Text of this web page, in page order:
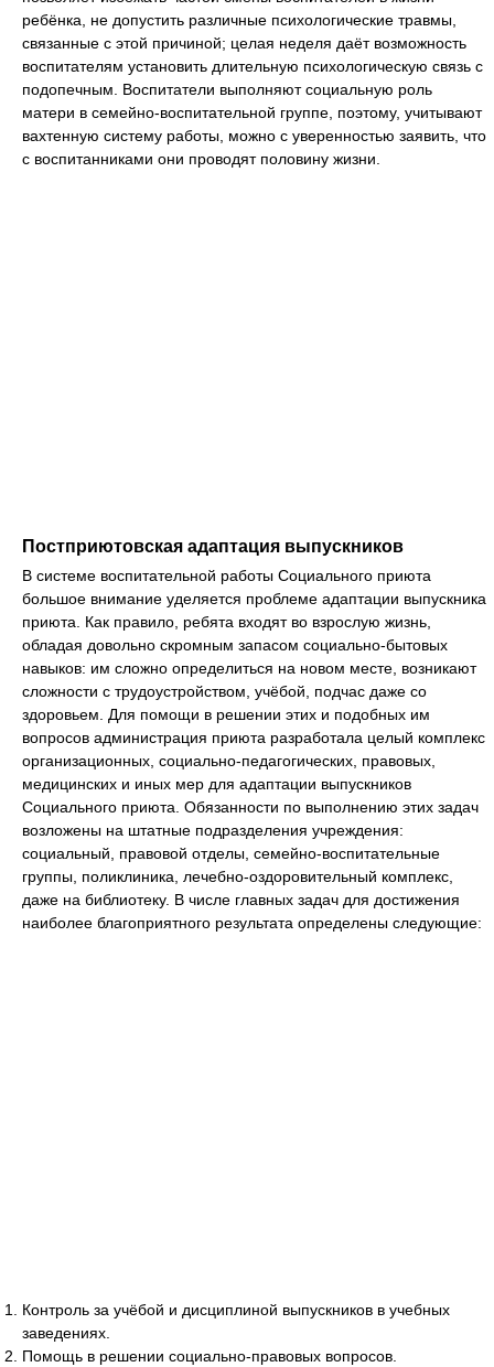
ребёнка, не допустить различные психологические травмы,
связанные с этой причиной; целая неделя даёт возможность
воспитателям установить длительную психологическую связь с
подопечным. Воспитатели выполняют социальную роль
матери в семейно-воспитательной группе, поэтому, учитывают
вахтенную систему работы, можно с уверенностью заявить, что
с воспитанниками они проводят половину жизни.
Постприютовская адаптация выпускников
В системе воспитательной работы Социального приюта
большое внимание уделяется проблеме адаптации выпускника
приюта. Как правило, ребята входят во взрослую жизнь,
обладая довольно скромным запасом социально-бытовых
навыков: им сложно определиться на новом месте, возникают
сложности с трудоустройством, учёбой, подчас даже со
здоровьем. Для помощи в решении этих и подобных им
вопросов администрация приюта разработала целый комплекс
организационных, социально-педагогических, правовых,
медицинских и иных мер для адаптации выпускников
Социального приюта. Обязанности по выполнению этих задач
возложены на штатные подразделения учреждения:
социальный, правовой отделы, семейно-воспитательные
группы, поликлиника, лечебно-оздоровительный комплекс,
даже на библиотеку. В числе главных задач для достижения
наиболее благоприятного результата определены следующие:
Контроль за учёбой и дисциплиной выпускников в учебных
заведениях.
Помощь в решении социально-правовых вопросов.